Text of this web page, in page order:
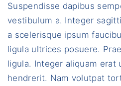
Suspendisse dapibus
vestibulum a. Integer
a scelerisque ipsum
ligula ultrices posuere.
ligula. Integer aliquam erat
hendrerit. Nam volutpat